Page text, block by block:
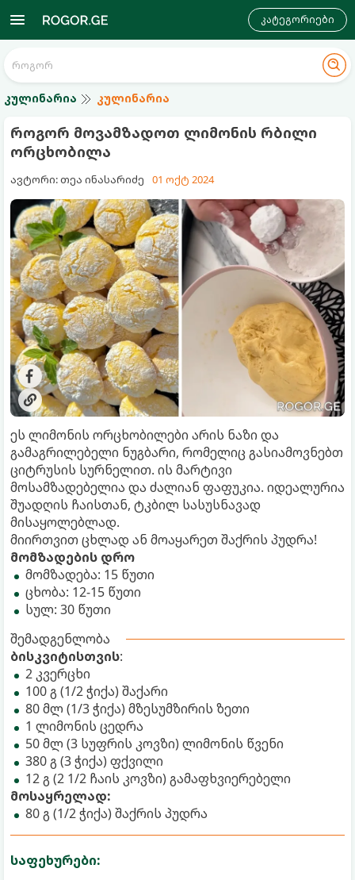
კატეგორიები
კულინარია კულინარია
როგორ მოვამზადოთ ლიმონის რბილი
ორცხობილა
ავტორი: თეა ინასარიძე 01 ოქტ 2024
ეს ლიმონის ორცხობილები არის ნაზი და
გამაგრილებელი ნუგბარი, რომელიც გასიამოვნებთ
ციტრუსის სურნელით. ის მარტივი
მოსამზადებელია და ძალიან ფაფუკია. იდეალურია
შუადღის ჩაისთან, ტკბილ სასუსნავად
მისაყოლებლად.
მიირთვით ცხლად ან მოაყარეთ შაქრის პუდრა!
მომზადების დრო
მომზადება: 15 წუთი
ცხობა: 12-15 წუთი
სულ: 30 წუთი
შემადგენლობა
ბისკვიტისთვის:
2 კვერცხი
100 გ (1/2 ჭიქა) შაქარი
80 მლ (1/3 ჭიქა) მზესუმზირის ზეთი
1 ლიმონის ცედრა
50 მლ (3 სუფრის კოვზი) ლიმონის წვენი
380 გ (3 ჭიქა) ფქვილი
12 გ (2 1/2 ჩაის კოვზი) გამაფხვიერებელი
მოსაყრელად:
80 გ (1/2 ჭიქა) შაქრის პუდრა
საფეხურები: